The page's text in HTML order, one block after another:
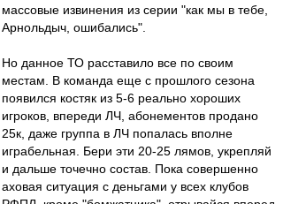
массовые извинения из серии "как мы в тебе,
Арнольдыч, ошибались".
Но данное ТО расставило все по своим
местам. В команда еще с прошлого сезона
появился костяк из 5-6 реально хороших
игроков, впереди ЛЧ, абонементов продано
25к, даже группа в ЛЧ попалась вполне
играбельная. Бери эти 20-25 лямов, укрепляй
и дальше точечно состав. Пока совершенно
аховая ситуация с деньгами у всех клубов